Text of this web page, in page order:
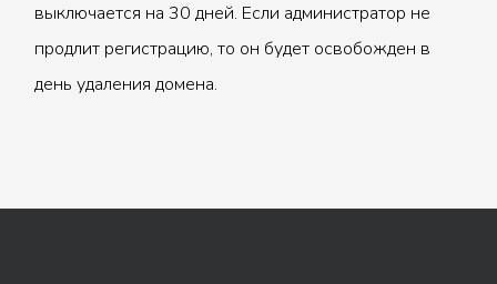
выключается на 30 дней. Если администратор не
продлит регистрацию, то он будет освобожден в
день удаления домена.